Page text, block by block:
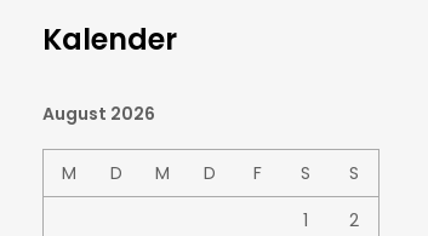
Kalender
August 2026
M D M D F S
S
1
2